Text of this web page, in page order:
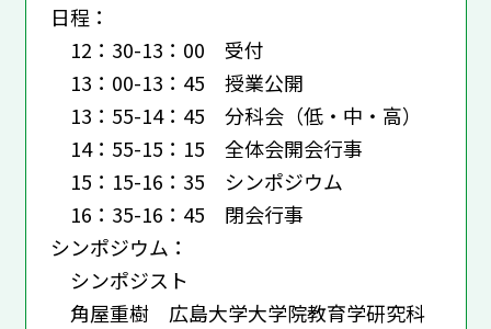
日程：
12：30-13：00 受付
13：00-13：45 授業公開
13：55-14：45 分科会（低・中・高）
14：55-15：15 全体会開会行事
15：15-16：35 シンポジウム
16：35-16：45 閉会行事
シンポジウム：
シンポジスト
角屋重樹 広島大学大学院教育学研究科